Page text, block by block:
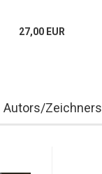
27,00 EUR
Autors/Zeichners